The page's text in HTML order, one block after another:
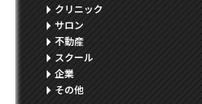
クリニック
サロン
不動産
スクール
企業
その他